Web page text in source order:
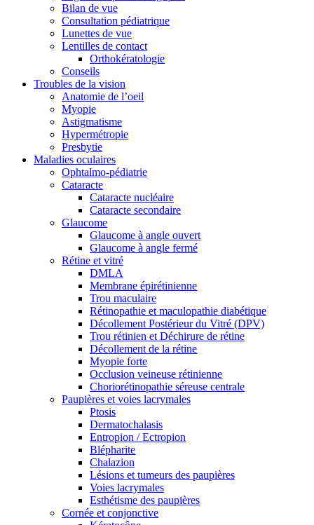
Bilan de vue
Consultation pédiatrique
Lunettes de vue
Lentilles de contact
Orthokératologie
Conseils
Troubles de la vision
Anatomie de l’oeil
Myopie
Astigmatisme
Hypermétropie
Presbytie
Maladies oculaires
Ophtalmo-pédiatrie
Cataracte
Cataracte nucléaire
Cataracte secondaire
Glaucome
Glaucome à angle ouvert
Glaucome à angle fermé
Rétine et vitré
DMLA
Membrane épirétinienne
Trou maculaire
Rétinopathie et maculopathie diabétique
Décollement Postérieur du Vitré (DPV)
Trou rétinien et Déchirure de rétine
Décollement de la rétine
Myopie forte
Occlusion veineuse rétinienne
Choriorétinopathie séreuse centrale
Paupières et voies lacrymales
Ptosis
Dermatochalasis
Entropion / Ectropion
Blépharite
Chalazion
Lésions et tumeurs des paupières
Voies lacrymales
Esthétisme des paupières
Cornée et conjonctive